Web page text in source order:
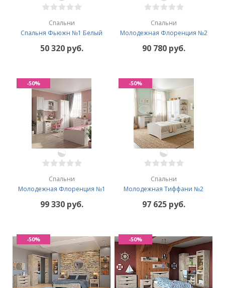
Спальни
Спальня Фьюжн №1 Белый
50 320 руб.
Спальни
Молодежная Флоренция №2
90 780 руб.
Спальни
Молодежная Флоренция №1
99 330 руб.
-50%
Спальни
Молодежная Тиффани №2
97 625 руб.
-50%
-50% -50%